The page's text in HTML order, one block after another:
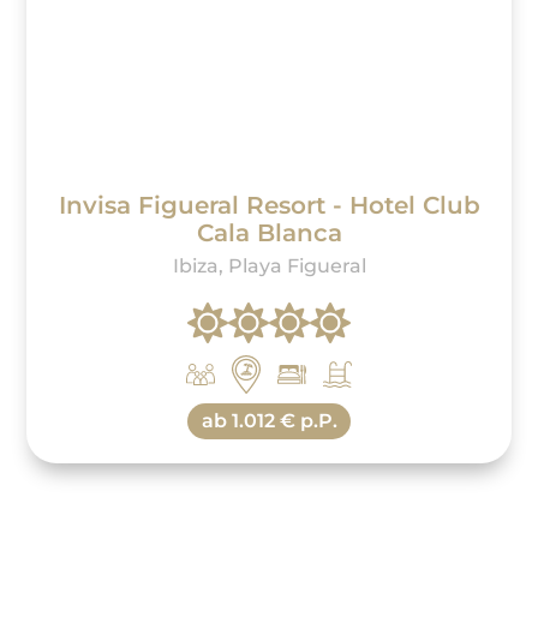
Invisa Figueral Resort - Hotel Club
Cala Blanca
Ibiza, Playa Figueral
ab 1.012 € p.P.